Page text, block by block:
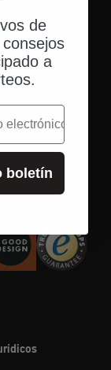
de
a
boletín